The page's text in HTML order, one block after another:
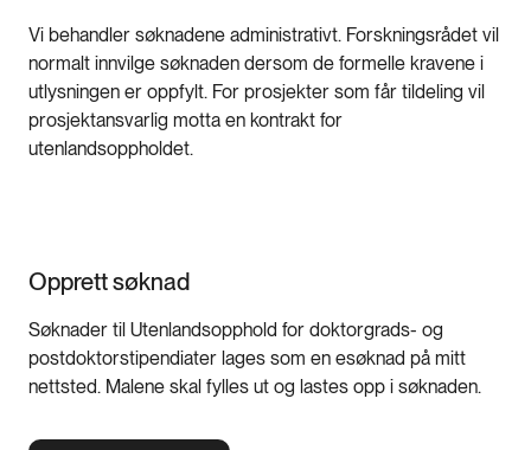
Vi behandler søknadene administrativt. Forskningsrådet vil
normalt innvilge søknaden dersom de formelle kravene i
utlysningen er oppfylt. For prosjekter som får tildeling vil
prosjektansvarlig motta en kontrakt for
utenlandsoppholdet.
Opprett søknad
Søknader til Utenlandsopphold for doktorgrads- og
postdoktorstipendiater lages som en esøknad på mitt
nettsted. Malene skal fylles ut og lastes opp i søknaden.